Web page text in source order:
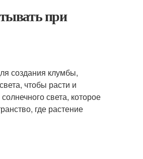
при
создания клумбы,
чтобы расти и
света, которое
где растение